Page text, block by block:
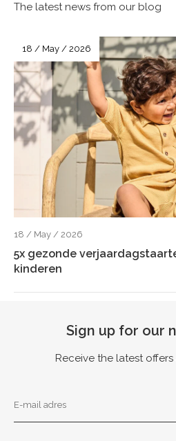
The latest news from our blog
18 / May / 2026
18 / May / 2026
5x gezonde
kinderen
Sign up for our
Receive the latest